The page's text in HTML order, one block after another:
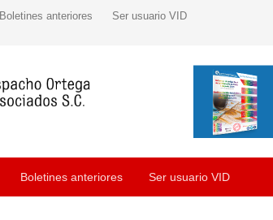
Boletines anteriores Ser usuario VID
Boletines anteriores Ser usuario VID